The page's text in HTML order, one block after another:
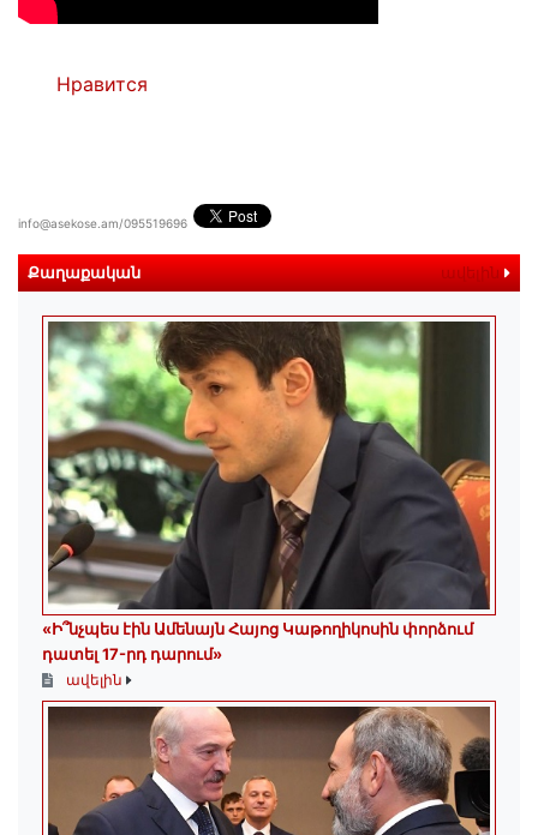
Нравится
info@asekose.am/095519696
Քաղաքական ավելին
«Ի՞նչպես էին Ամենայն Հայոց Կաթողիկոսին փորձում
դատել 17-րդ դարում»
ավելին